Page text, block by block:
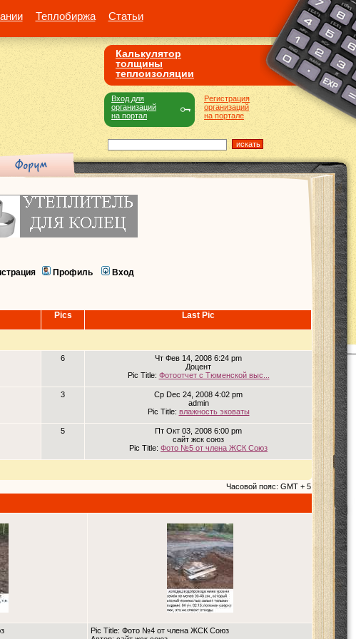
Теплобиржа Статьи
Калькулятор
толщины
теплоизоляции
Регистрация
организаций
на портале
Вход для
организаций
на портал
Профиль Вход
Pics Last Pic
6
Чт Фев 14, 2008 6:24 pm
Доцент
Pic Title: Фотоотчет с Тюменской выс...
3
Ср Dec 24, 2008 4:02 pm
admin
Pic Title: влажность эковаты
5
Пт Окт 03, 2008 6:00 pm
сайт жск союз
Pic Title: Фото №5 от члена ЖСК Союз
Часовой пояс: GMT + 5
Pic Title: Фото №4 от члена ЖСК Союз